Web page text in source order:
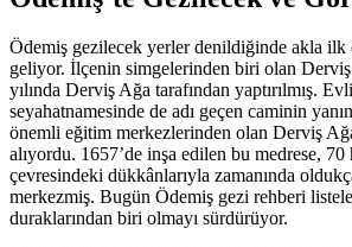
Ödemiş gezilecek yerler denildiğinde akla ilk
geliyor. İlçenin simgelerinden biri olan
yılında Derviş Ağa tarafından yaptırılmış.
seyahatnamesinde de adı geçen caminin
önemli eğitim merkezlerinden olan Derviş
alıyordu. 1657’de inşa edilen bu medrese, 70
çevresindeki dükkânlarıyla zamanında
merkezmiş. Bugün Ödemiş gezi rehberi
duraklarından biri olmayı sürdürüyor.